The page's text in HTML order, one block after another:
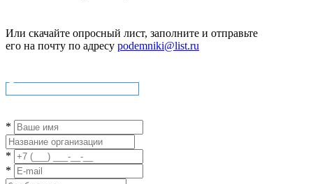
Или скачайте опросный лист, заполните и отправьте
его на почту по адресу podemniki@list.ru
*
*
*